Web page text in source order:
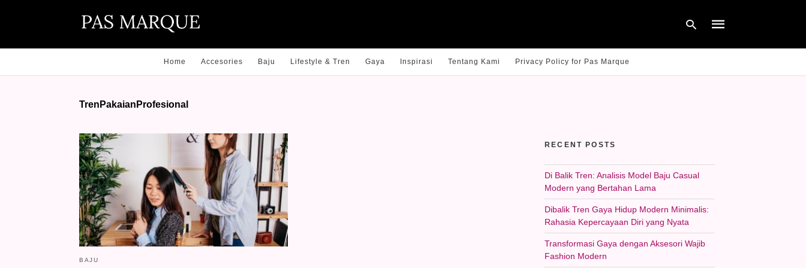
Home Accesories Baju Lifestyle & Tren Gaya Inspirasi Tentang Kami Privacy Policy for Pas Marque
TrenPakaianProfesional
BAJU
RECENT POSTS
Di Balik Tren: Analisis Model Baju Casual
Modern yang Bertahan Lama
Dibalik Tren Gaya Hidup Modern Minimalis:
Rahasia Kepercayaan Diri yang Nyata
Transformasi Gaya dengan Aksesori Wajib
Fashion Modern